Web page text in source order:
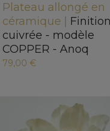
Plateau allongé en
céramique | Finition
cuivrée - modèle
COPPER - Anoq
79,00 €